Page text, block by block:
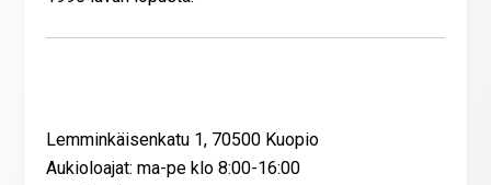
Lemminkäisenkatu 1, 70500 Kuopio
Aukioloajat: ma-pe klo 8:00-16:00